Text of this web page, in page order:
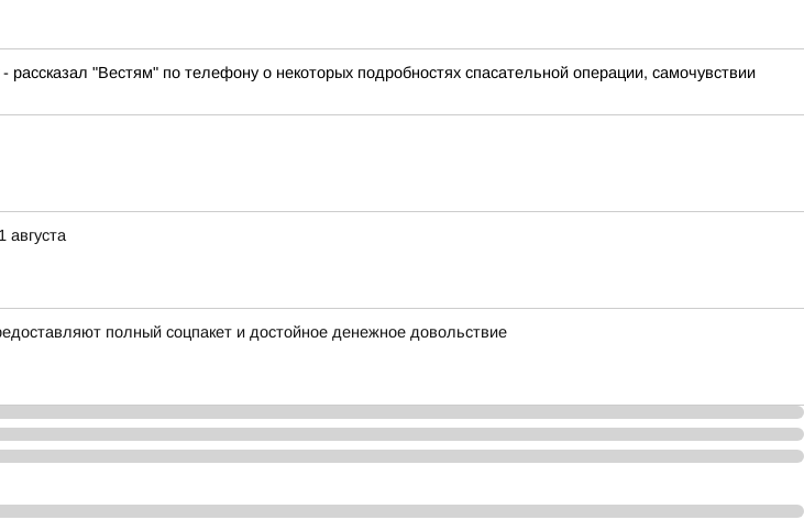
"Вестям" по телефону о некоторых подробностях спасательной операции, самочувствии
полный соцпакет и достойное денежное довольствие